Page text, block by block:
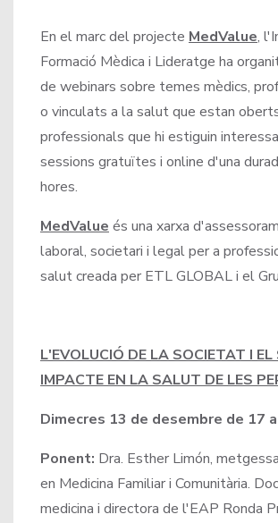
En el marc del projecte MedValue,
Formació Mèdica i Lideratge ha
de webinars sobre temes mèdics,
o vinculats a la salut que estan
professionals que hi estiguin
sessions gratuïtes i online d'una
hores.
MedValueés una xarxa
laboral, societari i legal per a
salut creada per ETL GLOBAL i el
L'EVOLUCIÓ DE LA SOCIETAT I EL
IMPACTE EN LA SALUT DE LES
Dimecres 13 de desembre de 17
Ponent: Dra. Esther Limón,
en Medicina Familiar i Comunitària.
medicina i directora de l'EAP Ronda